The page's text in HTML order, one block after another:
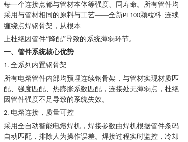
每一个连接点都与管材本体等强度、同寿命。所有管件均
采用与管材相同的原料与工艺——全新PE100颗粒料+连续
缠绕点焊钢骨架，从根本
上杜绝因管件“降配”导致的系统薄弱环节。
一、管件系统核心优势
1.全系列内置钢骨架
所有电熔管件内部均预埋连续钢骨架，与管材实现材质匹
配、强度匹配、热膨胀系数匹配，连接处无薄弱点，杜绝
因管件强度不足导致的系统失效。
2. 电熔连接，质量可控
采用全自动智能电熔焊机，焊接参数由焊机根据管件条码
自动匹配，排除人为操作误差。焊接过程实时监控，冷却